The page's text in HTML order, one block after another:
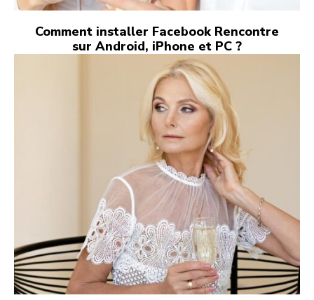
Comment installer Facebook Rencontre
sur Android, iPhone et PC ?